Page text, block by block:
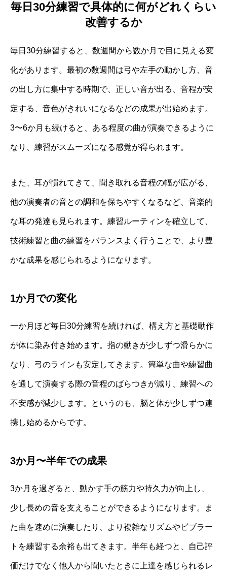
毎日30分練習で具体的に何がどれくらい
改善するか
毎日30分練習すると、数週間から数か月で目に見える変
化があります。最初の数週間は弓や左手の動かし方、音
の出し方に集中する時期で、正しい音が出る、音程が安
定する、音色がきれいになるなどの成果が出始めます。
3〜6か月も続けると、ある程度の曲が演奏できるように
なり、練習がスムーズになる感覚が得られます。
また、耳が慣れてきて、聞き取れる音程の幅が広がる、
他の演奏者の音との調和を保ちやすくなるなど、音楽的
な耳の発達も見られます。練習ルーティンを確立して、
技術練習と曲の練習をバランスよく行うことで、より豊
かな成果を感じられるようになります。
1か月での変化
一か月ほど毎日30分練習を続ければ、構え方と基礎動作
が体に染み付き始めます。指の動きが少しずつ滑らかに
なり、弓のラインも安定してきます。簡単な曲や練習曲
を通して演奏する際の音程のばらつきが減り、練習への
不安感が減少します。というのも、脳と体が少しずつ連
携し始めるからです。
3か月〜半年での成果
3か月を過ぎると、動かす手の筋力や持久力が向上し、
少し長めの音を支えることができるようになります。ま
た曲を速めに演奏したり、より複雑なリズムやビブラー
トを練習する余裕も出てきます。半年も経つと、自己評
価だけでなく他人から聞いたときに上達を感じられるレ